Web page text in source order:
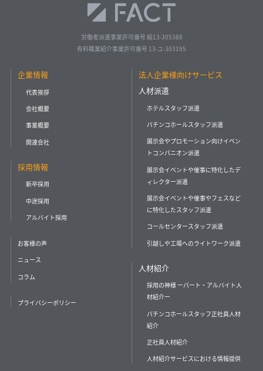
労働者派遣事業許可番号 般13-305388
有料職業紹介事業許可番号 13-ユ-303195
企業情報
代表挨拶
会社概要
事業概要
関連会社
採用情報
新卒採用
中途採用
アルバイト採用
お客様の声
ニュース
コラム
プライバシーポリシー
法人企業様向けサービス
人材派遣
ホテルスタッフ派遣
パチンコホールスタッフ派遣
展示会やプロモーション向けイベン
トコンパニオン派遣
展示会イベントや催事に特化したデ
ィレクター派遣
展示会イベントや催事やフェスなど
に特化したスタッフ派遣
コールセンタースタッフ派遣
引越しや工場へのライトワーク派遣
人材紹介
採用の神様 ーパート・アルバイト人
材紹介ー
パチンコホールスタッフ正社員人材
紹介
正社員人材紹介
人材紹介サービスにおける情報提供